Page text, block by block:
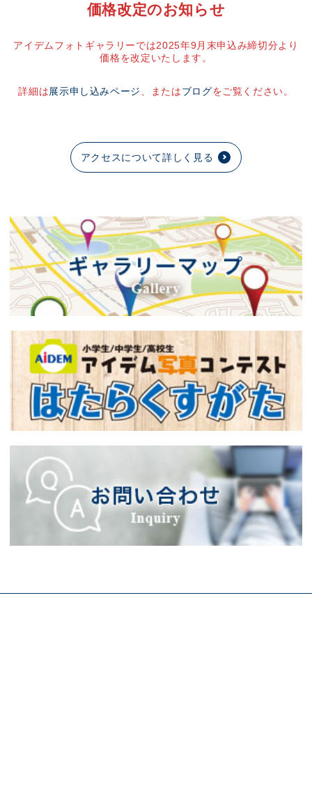
価格改定のお知らせ
アイデムフォトギャラリーでは2025年9月末申込み締切分より
価格を改定いたします。
詳細は展示申し込みページ 、またはブログをご覧ください。
アクセスについて詳しく見る